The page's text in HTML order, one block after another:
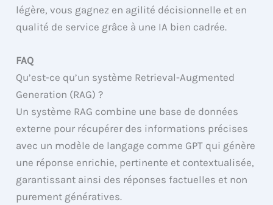
légère, vous gagnez en agilité décisionnelle et en
qualité de service grâce à une IA bien cadrée.
FAQ
Qu’est-ce qu’un système Retrieval-Augmented
Generation (RAG) ?
Un système RAG combine une base de données
externe pour récupérer des informations précises
avec un modèle de langage comme GPT qui génère
une réponse enrichie, pertinente et contextualisée,
garantissant ainsi des réponses factuelles et non
purement génératives.